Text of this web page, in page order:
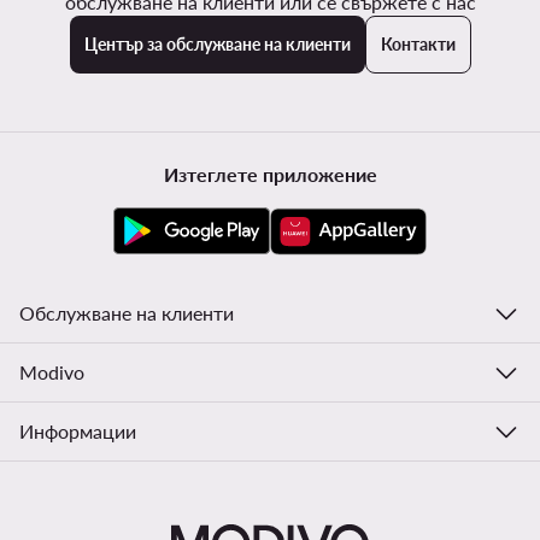
Център за обслужване на клиенти Контакти
Изтеглете приложение
Обслужване на клиенти
Modivo
Информации